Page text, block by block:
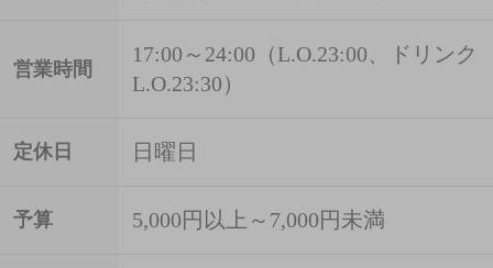
営業時間
17:00～24:00（L.O.23:00、ドリンク
L.O.23:30）
定休日 日曜日
予算 5,000円以上～7,000円未満